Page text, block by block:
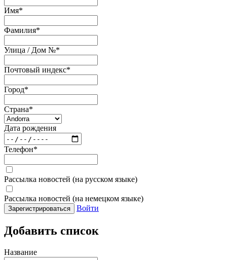
Имя*
Фамилия*
Улица / Дом №*
Почтовый индекс*
Город*
Страна*
Дата рождения
Телефон*
Рассылка новостей (на русском языке)
Рассылка новостей (на немецком языке)
Зарегистрироваться Войти
Добавить список
Название